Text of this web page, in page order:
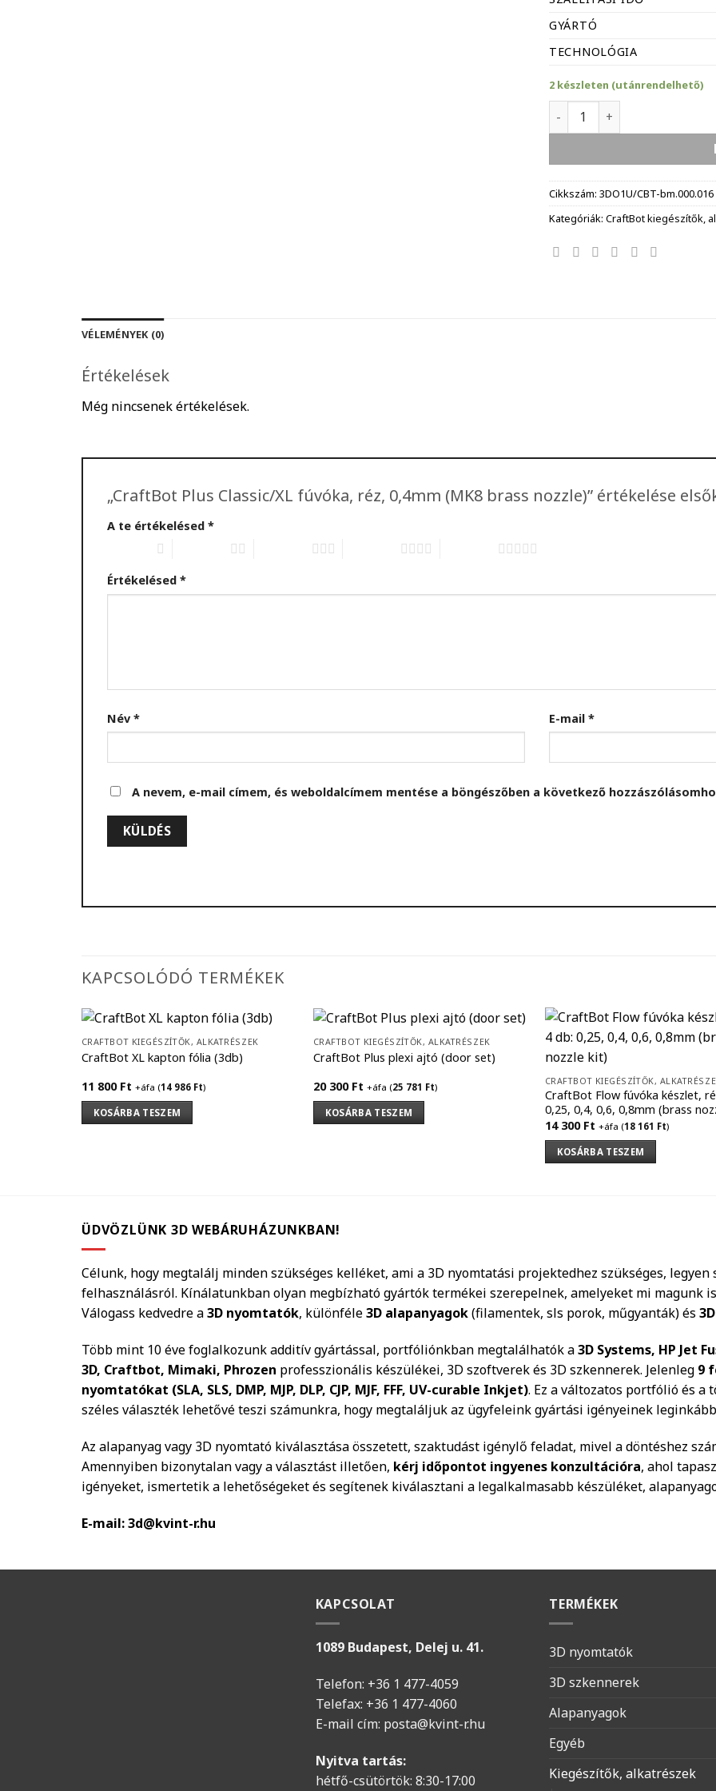
GYÁRTÓ
TECHNOLÓGIA
2 készleten (utánrendelhető)
CraftBot Plus Classic/XL
Cikkszám: 3DO1U/CBT-bm.000.016
Kategóriák: CraftBot kiegészítők,
VÉLEMÉNYEK (0)
Értékelések
Még nincsenek értékelések.
„CraftBot Plus Classic/XL fúvóka, réz, 0,4mm (MK8 brass nozzle)” értékelése
A te értékelésed *
Értékelésed *
Név * E-mail *
A nevem, e-mail címem, és weboldalcímem mentése a böngészőben a következő
KAPCSOLÓDÓ TERMÉKEK
CRAFTBOT KIEGÉSZÍTŐK, ALKATRÉSZEK
CraftBot XL kapton fólia (3db)
11 800 Ft +áfa (14 986 Ft)
KOSÁRBA TESZEM
CRAFTBOT KIEGÉSZÍTŐK, ALKATRÉSZEK
CraftBot Plus plexi ajtó (door set)
20 300 Ft +áfa (25 781 Ft)
KOSÁRBA TESZEM
CRAFTBOT KIEGÉSZÍTŐK,
CraftBot Flow fúvóka készlet,
0,25, 0,4, 0,6, 0,8mm (brass
14 300 Ft +áfa (18 161 Ft)
KOSÁRBA TESZEM
ÜDVÖZLÜNK 3D WEBÁRUHÁZUNKBAN!
Célunk, hogy megtalálj minden szükséges kelléket, ami a 3D nyomtatási projektedhez szükséges,
felhasználásról. Kínálatunkban olyan megbízható gyártók termékei szerepelnek, amelyeket mi magunk
Válogass kedvedre a3D nyomtatók, különféle3D alapanyagok(filamentek, sls porok, műgyanták) és
Több mint 10 éve foglalkozunk additív gyártással, portfóliónkban megtalálhatók a3D Systems, HP Jet
3D, Craftbot, Mimaki, Phrozen professzionális készülékei, 3D szoftverek és 3D szkennerek. Jelenleg 9
nyomtatókat (SLA, SLS, DMP, MJP, DLP, CJP, MJF, FFF, UV-curable Inkjet). Ez a változatos portfólió és
széles választék lehetővé teszi számunkra, hogy megtaláljuk az ügyfeleink gyártási igényeinek
Az alapanyag vagy 3D nyomtató kiválasztása összetett, szaktudást igénylő feladat, mivel a döntéshez
Amennyiben bizonytalan vagy a választást illetően, kérj időpontot ingyenes konzultációra, ahol
igényeket, ismertetik a lehetőségeket és segítenek kiválasztani a legalkalmasabb készüléket,
E-mail:3d@kvint-r.hu
KAPCSOLAT
1089 Budapest, Delej u. 41.
Telefon: +36 1 477-4059
Telefax: +36 1 477-4060
E-mail cím: posta@kvint-r.hu
Nyitva tartás:
hétfő-csütörtök: 8:30-17:00
TERMÉKEK
3D nyomtatók
3D szkennerek
Alapanyagok
Egyéb
Kiegészítők, alkatrészek